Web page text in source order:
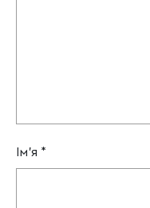
Ім'я *